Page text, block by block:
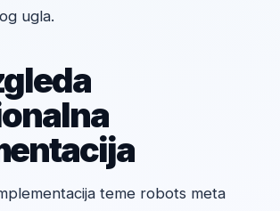
ugla.
teme robots meta